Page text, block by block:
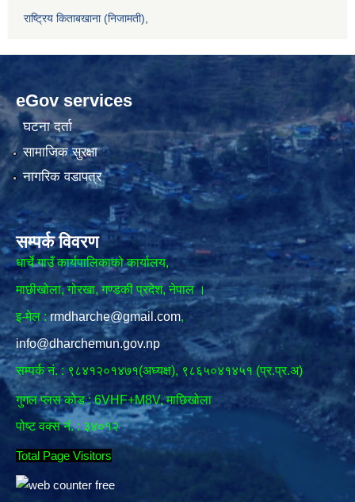
राष्ट्रिय किताबखाना (निजामती)
eGov services
घटना दर्ता
सामाजिक सुरक्षा
नागरिक वडापत्र
सम्पर्क विवरण
धार्चे गाउँ कार्यपालिकाको कार्यालय,
माछीखोला, गोरखा, गण्डकी प्रदेश, नेपाल ।
इ-मेल : rmdharche@gmail.com,
info@dharchemun.gov.np
सम्पर्क नं. : ९८४१२०१४७१(अध्यक्ष), ९८६५०४१४५१ (प्र.प्र.अ)
गुगल प्लस कोड : 6VHF+M8V, माछिखोला
पोष्ट वक्स नं. : ३४०१२
Total Page Visitors